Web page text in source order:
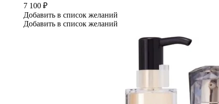
7 100 ₽
Добавить в список желаний
Добавить в список желаний